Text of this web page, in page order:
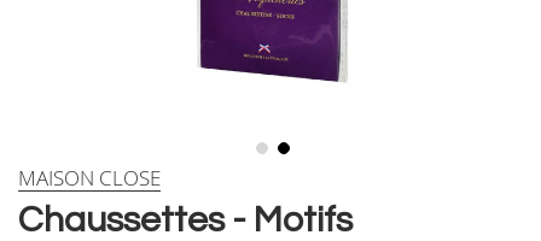
Skip
theChaussettes - Motifs
MAISON CLOSE